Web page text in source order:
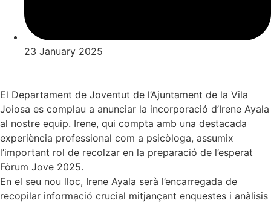
23 January 2025
El Departament de Joventut de l’Ajuntament de la Vila
Joiosa es complau a anunciar la incorporació d’Irene Ayala
al nostre equip. Irene, qui compta amb una destacada
experiència professional com a psicòloga, assumix
l’important rol de recolzar en la preparació de l’esperat
Fòrum Jove 2025.
En el seu nou lloc, Irene Ayala serà l’encarregada de
recopilar informació crucial mitjançant enquestes i anàlisis